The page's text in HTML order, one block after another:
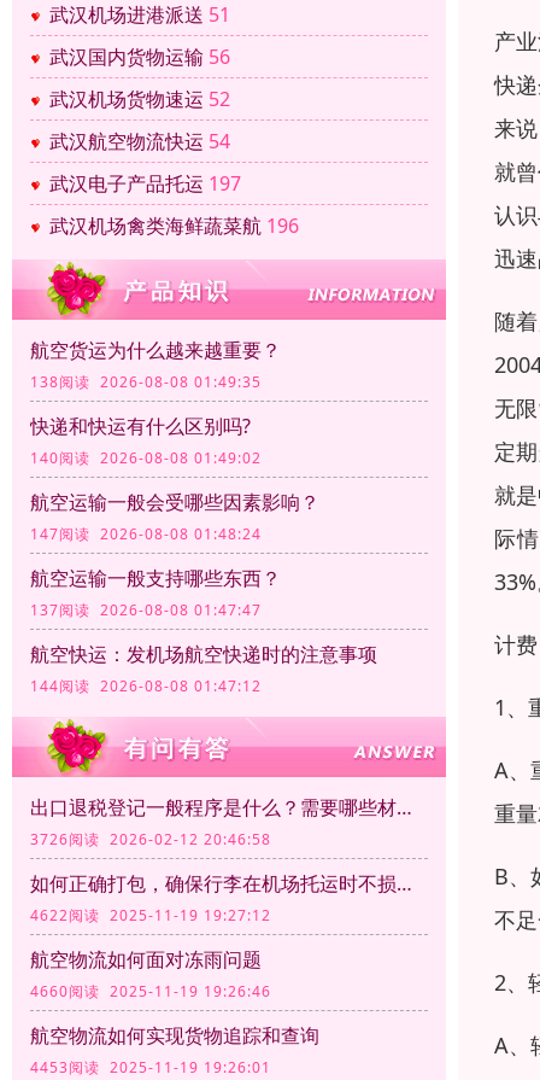
武汉机场进港派送 51
武汉国内货物运输 56
武汉机场货物速运 52
武汉航空物流快运 54
武汉电子产品托运 197
武汉机场禽类海鲜蔬菜航 196
航空货运为什么越来越重要？
138阅读 2026-08-08 01:49:35
快递和快运有什么区别吗?
140阅读 2026-08-08 01:49:02
航空运输一般会受哪些因素影响？
147阅读 2026-08-08 01:48:24
航空运输一般支持哪些东西？
137阅读 2026-08-08 01:47:47
航空快运：发机场航空快递时的注意事项
144阅读 2026-08-08 01:47:12
出口退税登记一般程序是什么？需要哪些材料？
3726阅读 2026-02-12 20:46:58
如何正确打包，确保行李在机场托运时不损坏？
4622阅读 2025-11-19 19:27:12
航空物流如何面对冻雨问题
4660阅读 2025-11-19 19:26:46
航空物流如何实现货物追踪和查询
4453阅读 2025-11-19 19:26:01
产
快
来
就
认
迅
随
无
定
就
际
计费
1、
A、
重
B、
不
2、
A、